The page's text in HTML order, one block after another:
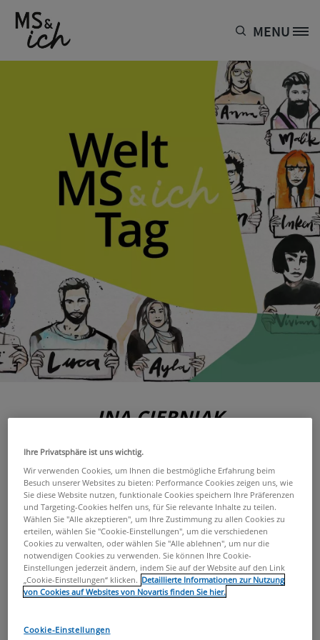
Site Logo MENU
INA CIERNIAK
Von Graffiti Artist, Stylistin und Make-up Artist zur Künstlerin.
inspiriert hat.
Ihre Privatsphäre ist uns wichtig.
Wir verwenden Cookies, um Ihnen die bestmögliche Erfahrung beim
Besuch unserer Websites zu bieten: Performance Cookies zeigen uns, wie
Sie diese Website nutzen, funktionale Cookies speichern Ihre Präferenzen
und Targeting-Cookies helfen uns, für Sie relevante Inhalte zu teilen.
Wählen Sie "Alle akzeptieren", um Ihre Zustimmung zu allen Cookies zu
erteilen, wählen Sie "Cookie-Einstellungen", um die verschiedenen
Cookies zu verwalten, oder wählen Sie "Alle ablehnen", um nur die
notwendigen Cookies zu verwenden. Sie können Ihre Cookie-
Einstellungen jederzeit ändern, indem Sie auf der Website auf den Link
„Cookie-Einstellungen“ klicken. Detaillierte Informationen zur Nutzung
von Cookies auf Websites von Novartis finden Sie hier.
Cookie-Einstellungen